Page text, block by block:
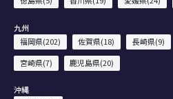
九州
福岡県(202)
佐賀県(18) 長崎県(9)
宮崎県(7)
鹿児島県(20)
沖縄